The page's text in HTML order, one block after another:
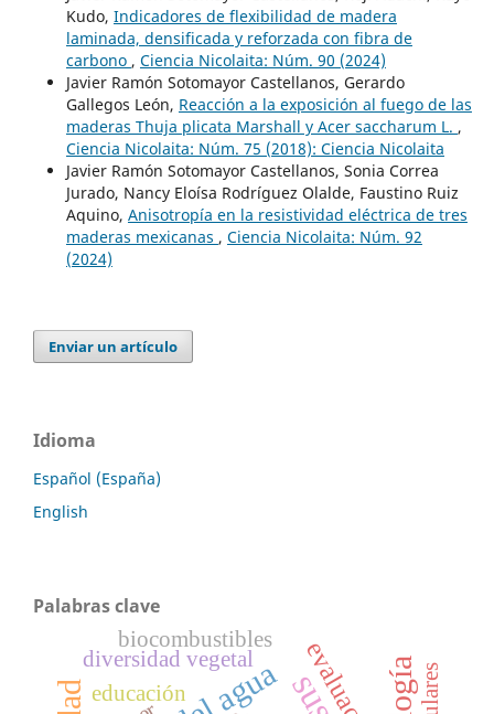
Kudo, Indicadores de flexibilidad de madera
laminada, densificada y reforzada con fibra de
carbono , Ciencia Nicolaita: Núm. 90 (2024)
Javier Ramón Sotomayor Castellanos, Gerardo
Gallegos León, Reacción a la exposición al fuego de las
maderas Thuja plicata Marshall y Acer saccharum L. ,
Ciencia Nicolaita: Núm. 75 (2018): Ciencia Nicolaita
Javier Ramón Sotomayor Castellanos, Sonia Correa
Jurado, Nancy Eloísa Rodríguez Olalde, Faustino Ruiz
Aquino, Anisotropía en la resistividad eléctrica de tres
maderas mexicanas , Ciencia Nicolaita: Núm. 92
(2024)
Enviar un artículo
Idioma
Español (España)
English
Palabras clave
diversidad vegetal
biocombustibles
educación